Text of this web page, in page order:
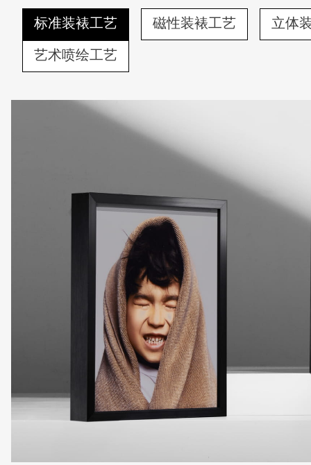
标准装裱工艺 磁性装裱工艺 立体
艺术喷绘工艺